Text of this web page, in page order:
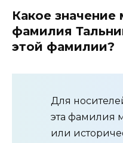
Какое
фамилия
этой фамилии?
Для
эта фамилия
или